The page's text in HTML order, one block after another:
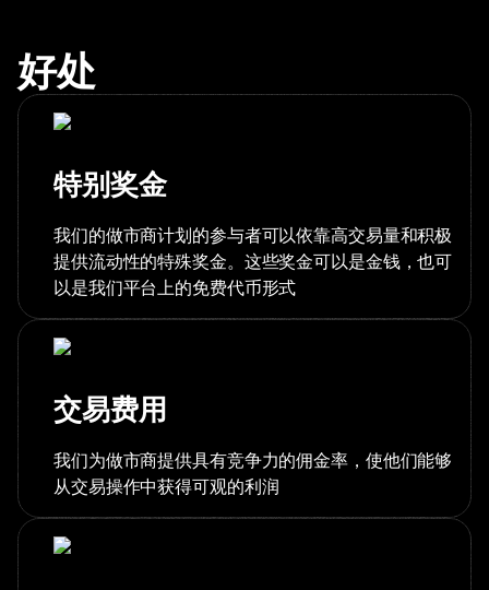
好处
特别奖金
我们的做市商计划的参与者可以依靠高交易量和积极
提供流动性的特殊奖金。这些奖金可以是金钱，也可
以是我们平台上的免费代币形式
交易费用
我们为做市商提供具有竞争力的佣金率，使他们能够
从交易操作中获得可观的利润